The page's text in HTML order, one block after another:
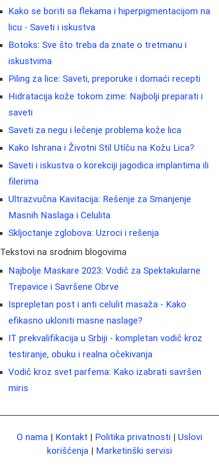
Kako se boriti sa flekama i hiperpigmentacijom na
licu - Saveti i iskustva
Botoks: Sve što treba da znate o tretmanu i
iskustvima
Piling za lice: Saveti, preporuke i domaći recepti
Hidratacija kože tokom zime: Najbolji preparati i
saveti
Saveti za negu i lečenje problema kože lica
Kako Ishrana i Životni Stil Utíču na Kožu Lica?
Saveti i iskustva o korekciji jagodica implantima ili
filerima
Ultrazvučna Kavitacija: Rešenje za Smanjenje
Masnih Naslaga i Celulita
Skljoctanje zglobova: Uzroci i rešenja
Tekstovi na srodnim blogovima
Najbolje Maskare 2023: Vodič za Spektakularne
Trepavice i Savršene Obrve
Isprepletan post i anti celulit masaža - Kako
efikasno ukloniti masne naslage?
IT prekvalifikacija u Srbiji - kompletan vodič kroz
testiranje, obuku i realna očekivanja
Vodič kroz svet parfema: Kako izabrati savršen
miris
O nama | Kontakt | Politika privatnosti | Uslovi
korišćenja | Marketinški servisi